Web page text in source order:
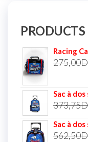
PRODUCTS
Racing
275,00
Sac à
373,75
Sac à
562,50